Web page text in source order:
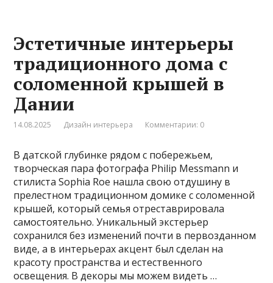
Эстетичные интерьеры
традиционного дома с
соломенной крышей в
Дании
14.08.2025 Дизайн интерьера Комментарии: 0
В датской глубинке рядом с побережьем,
творческая пара фотографа Philip Messmann и
стилиста Sophia Roe нашла свою отдушину в
прелестном традиционном домике с соломенной
крышей, который семья отреставрировала
самостоятельно. Уникальный экстерьер
сохранился без изменений почти в первозданном
виде, а в интерьерах акцент был сделан на
красоту пространства и естественного
освещения. В декоры мы можем видеть …